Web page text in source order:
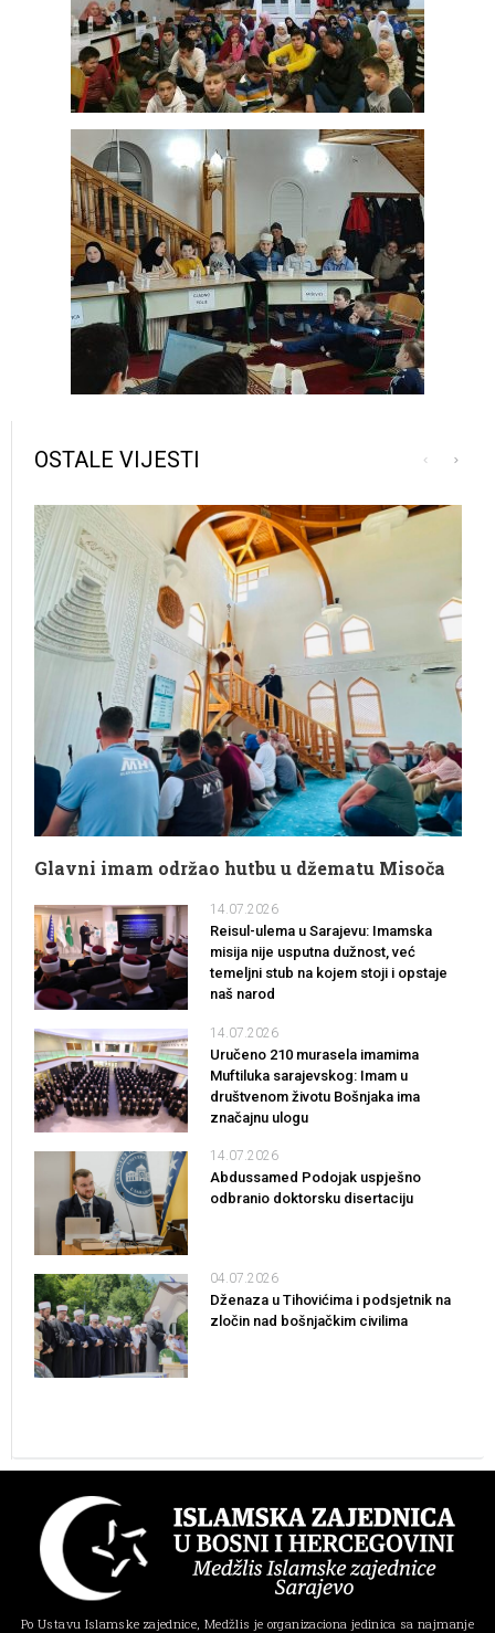
OSTALE VIJESTI
Glavni imam održao hutbu u džematu Misoča
14.07.2026
Reisul-ulema u Sarajevu: Imamska
misija nije usputna dužnost, već
temeljni stub na kojem stoji i opstaje
naš narod
14.07.2026
Uručeno 210 murasela imamima
Muftiluka sarajevskog: Imam u
društvenom životu Bošnjaka ima
značajnu ulogu
14.07.2026
Abdussamed Podojak uspješno
odbranio doktorsku disertaciju
04.07.2026
Dženaza u Tihovićima i podsjetnik na
zločin nad bošnjačkim civilima
Po Ustavu Islamske zajednice, Medžlis je organizaciona jedinica sa najmanje